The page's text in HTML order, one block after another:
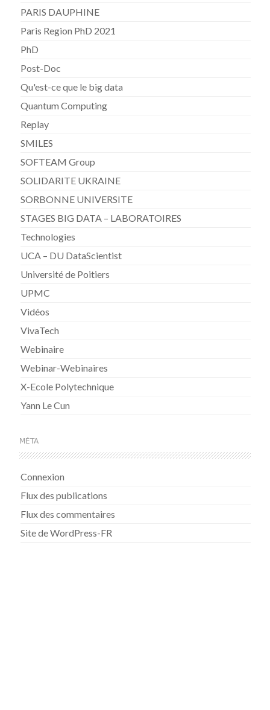
PARIS DAUPHINE
Paris Region PhD 2021
PhD
Post-Doc
Qu'est-ce que le big data
Quantum Computing
Replay
SMILES
SOFTEAM Group
SOLIDARITE UKRAINE
SORBONNE UNIVERSITE
STAGES BIG DATA – LABORATOIRES
Technologies
UCA – DU DataScientist
Université de Poitiers
UPMC
Vidéos
VivaTech
Webinaire
Webinar-Webinaires
X-Ecole Polytechnique
Yann Le Cun
MÉTA
Connexion
Flux des publications
Flux des commentaires
Site de WordPress-FR